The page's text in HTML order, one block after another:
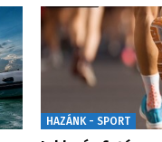
HAZÁNK - SPORT